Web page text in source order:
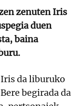
zenuten Iris
duen
baina
da liburuko
begirada da